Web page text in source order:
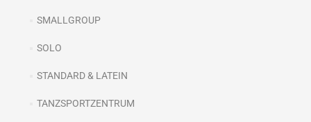
SMALLGROUP
SOLO
STANDARD & LATEIN
TANZSPORTZENTRUM